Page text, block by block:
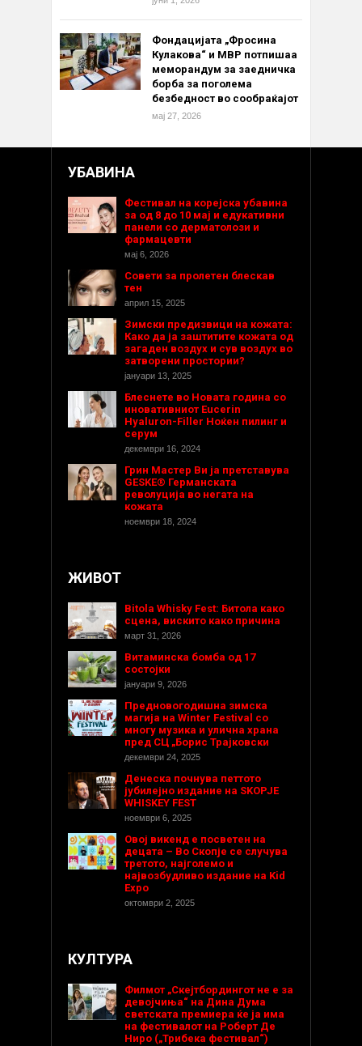
Фондацијата „Фросина
Кулакова“ и МВР потпишаа
меморандум за заедничка
борба за поголема
безбедност во сообраќајот
мај 27, 2026
УБАВИНА
Фестивал на корејска убавина
за од 8 до 10 мај и едукативни
панели со дерматолози и
фармацевти
мај 6, 2026
Совети за пролетен блескав
тен
април 15, 2025
Зимски предизвици на кожата:
Како да ја заштитите кожата од
загаден воздух и сув воздух во
затворени простории?
јануари 13, 2025
Блеснете во Новата година со
иновативниот Eucerin
Hyaluron-Filler Ноќен пилинг и
серум
декември 16, 2024
Грин Мастер Ви ја претставува
GESKE® Германската
револуција во негата на
кожата
ноември 18, 2024
ЖИВОТ
Bitola Whisky Fest: Битола како
сцена, вискито како причина
март 31, 2026
Витаминска бомба од 17
состојки
јануари 9, 2026
Предновогодишнa зимска
магија на Winter Festival со
многу музика и улична храна
пред СЦ „Борис Трајковски
декември 24, 2025
Денеска почнува петтото
јубилејно издание на SKOPJE
WHISKEY FEST
ноември 6, 2025
Овој викенд е посветен на
децата – Во Скопје се случува
третото, најголемо и
највозбудливо издание на Kid
Expo
октомври 2, 2025
КУЛТУРА
Филмот „Скејтбордингот не е за
девојчиња“ на Дина Дума
светската премиера ќе ја има
на фестивалот на Роберт Де
Ниро („Трибека фестивал“)